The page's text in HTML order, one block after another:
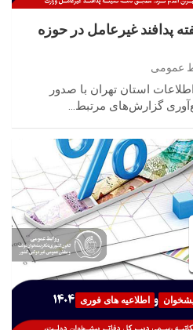
پدافند غیرعامل در حوزه
عمومی
استان تهران با صدور
گزارش‌های مرتبط…
اطلاعیه های فوری